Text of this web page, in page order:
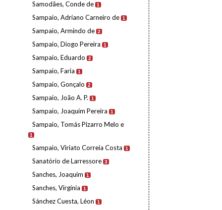
Samodães, Conde de 1
Sampaio, Adriano Carneiro de 1
Sampaio, Armindo de 2
Sampaio, Diogo Pereira 1
Sampaio, Eduardo 2
Sampaio, Faria 1
Sampaio, Gonçalo 2
Sampaio, João A. P. 1
Sampaio, Joaquim Pereira 1
Sampaio, Tomás Pizarro Melo e
1
Sampaio, Viriato Correia Costa 1
Sanatório de Larressore 3
Sanches, Joaquim 1
Sanches, Virgínia 1
Sánchez Cuesta, Léon 1